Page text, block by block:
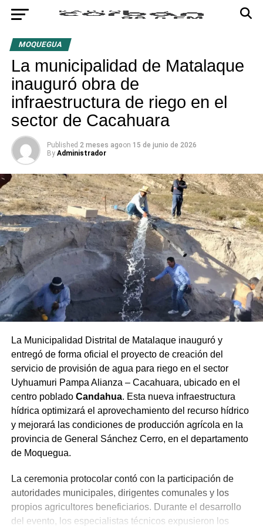
MOQUEGUA
La municipalidad de Matalaque
inauguró obra de
infraestructura de riego en el
sector de Cacahuara
Published 2 meses agoon 15 de junio de 2026
By Administrador
La Municipalidad Distrital de Matalaque inauguró y
entregó de forma oficial el proyecto de creación del
servicio de provisión de agua para riego en el sector
Uyhuamuri Pampa Alianza – Cacahuara, ubicado en el
centro poblado Candahua. Esta nueva infraestructura
hídrica optimizará el aprovechamiento del recurso hídrico
y mejorará las condiciones de producción agrícola en la
provincia de General Sánchez Cerro, en el departamento
de Moquegua.
La ceremonia protocolar contó con la participación de
autoridades municipales, dirigentes comunales y los
propios agricultores beneficiarios. Durante el desarrollo
del evento, los especialistas técnicos expusieron los